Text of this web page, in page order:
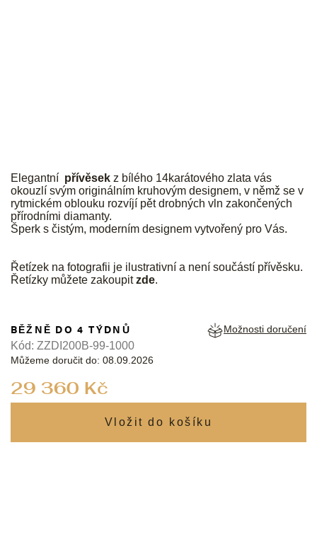
Elegantní přívěsek z bílého 14karátového zlata vás
okouzlí svým originálním kruhovým designem, v němž se v
rytmickém oblouku rozvíjí pět drobných vln zakončených
přírodními diamanty.
Šperk s čistým, moderním designem vytvořený pro Vás.
Řetízek na fotografii je ilustrativní a není součástí přívěsku.
Řetízky můžete zakoupitzde.
29 360 Kč
BĚŽNĚ DO 4 TÝDNŮ
Můžeme doručit do: 08.09.2026
Možnosti doručení
Kód: ZZDI200B-99-1000